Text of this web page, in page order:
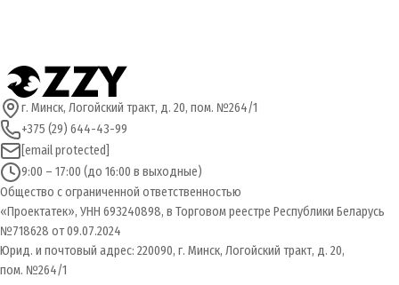
г. Минск, Логойский тракт, д. 20, пом. №264/1
+375 (29) 644-43-99
[email protected]
9:00 – 17:00 (до 16:00 в выходные)
Общество с ограниченной ответственностью
«Проектатек», УНН 693240898, в Торговом реестре Республики Беларусь
№718628 от 09.07.2024
Юрид. и почтовый адрес: 220090, г. Минск, Логойский тракт, д. 20,
пом. №264/1